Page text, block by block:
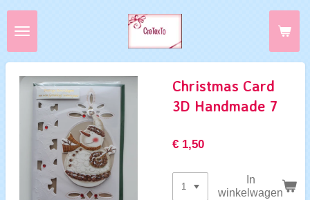
Ga
direct
de
hoofdinhoud
Christmas Card
3D Handmade 7
€ 1,50
In
winkelwagen